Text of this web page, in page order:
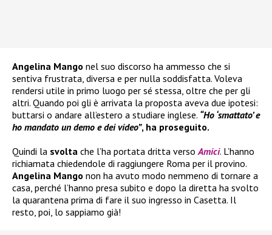
Angelina Mango nel suo discorso ha ammesso che si
sentiva frustrata, diversa e per nulla soddisfatta. Voleva
rendersi utile in primo luogo per sé stessa, oltre che per gli
altri. Quando poi gli è arrivata la proposta aveva due ipotesi:
buttarsi o andare all’estero a studiare inglese. “Ho ‘smattato’ e
ho mandato un demo e dei video”, ha proseguito.
Quindi la svolta che l’ha portata dritta verso Amici. L’hanno
richiamata chiedendole di raggiungere Roma per il provino.
Angelina Mango non ha avuto modo nemmeno di tornare a
casa, perché l’hanno presa subito e dopo la diretta ha svolto
la quarantena prima di fare il suo ingresso in Casetta. Il
resto, poi, lo sappiamo già!